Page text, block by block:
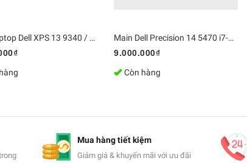
Main laptop Dell XPS 13 9340 / LA-L723P | DDR5 Bo mạch chủ Zin [Chính Hãng]
Main Dell Precision 14 5470 i7-12800H RAM 32GB NVIDIA RTX A1000 CN-08DX30 LA-L621P | Bo mạch chủ Zin, Chính Hãng
9.000.000₫
Còn hàng
Mua hàng tiết kiệm
Giảm giá & khuyến mãi với ưu đãi